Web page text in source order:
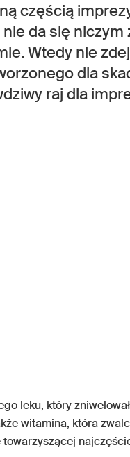
częścią
da się niczym
Wtedy nie
dla
raj dla
leku, który
witamina, która